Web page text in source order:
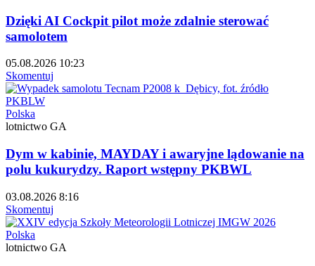
Dzięki AI Cockpit pilot może zdalnie sterować
samolotem
05.08.2026 10:23
Skomentuj
Polska
lotnictwo GA
Dym w kabinie, MAYDAY i awaryjne lądowanie na
polu kukurydzy. Raport wstępny PKBWL
03.08.2026 8:16
Skomentuj
Polska
lotnictwo GA